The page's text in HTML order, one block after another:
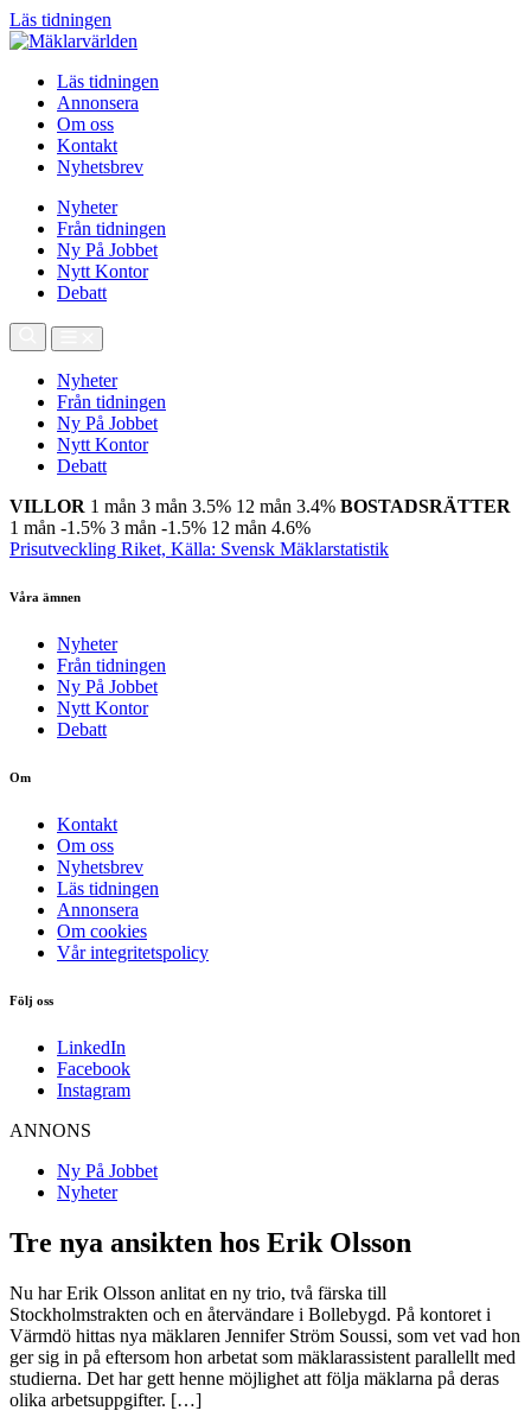
Läs tidningen
Läs tidningen
Annonsera
Om oss
Kontakt
Nyhetsbrev
Nyheter
Från tidningen
Ny På Jobbet
Nytt Kontor
Debatt
Nyheter
Från tidningen
Ny På Jobbet
Nytt Kontor
Debatt
VILLOR 1 mån 3 mån 3.5% 12 mån 3.4% BOSTADSRÄTTER
1 mån -1.5% 3 mån -1.5% 12 mån 4.6%
Prisutveckling Riket, Källa: Svensk Mäklarstatistik
Våra ämnen
Nyheter
Från tidningen
Ny På Jobbet
Nytt Kontor
Debatt
Om
Kontakt
Om oss
Nyhetsbrev
Läs tidningen
Annonsera
Om cookies
Vår integritetspolicy
Följ oss
LinkedIn
Facebook
Instagram
ANNONS
Ny På Jobbet
Nyheter
Tre nya ansikten hos Erik Olsson
Nu har Erik Olsson anlitat en ny trio, två färska till
Stockholmstrakten och en återvändare i Bollebygd. På kontoret i
Värmdö hittas nya mäklaren Jennifer Ström Soussi, som vet vad hon
ger sig in på eftersom hon arbetat som mäklarassistent parallellt med
studierna. Det har gett henne möjlighet att följa mäklarna på deras
olika arbetsuppgifter. […]